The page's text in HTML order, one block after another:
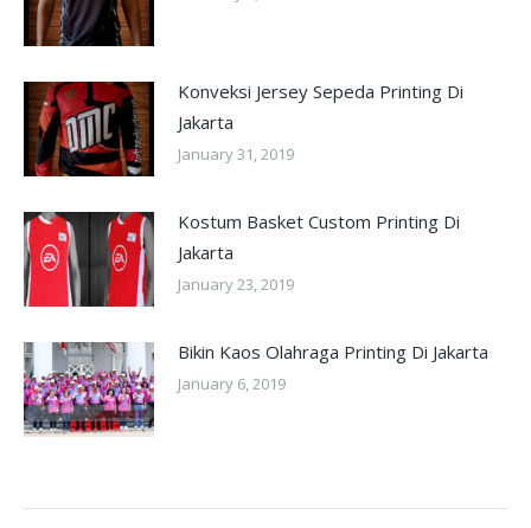
Konveksi Jersey Sepeda Printing Di
Jakarta
January 31, 2019
Kostum Basket Custom Printing Di
Jakarta
January 23, 2019
Bikin Kaos Olahraga Printing Di Jakarta
January 6, 2019